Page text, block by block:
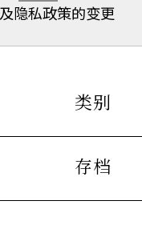
隐私政策的变更
类别
存档